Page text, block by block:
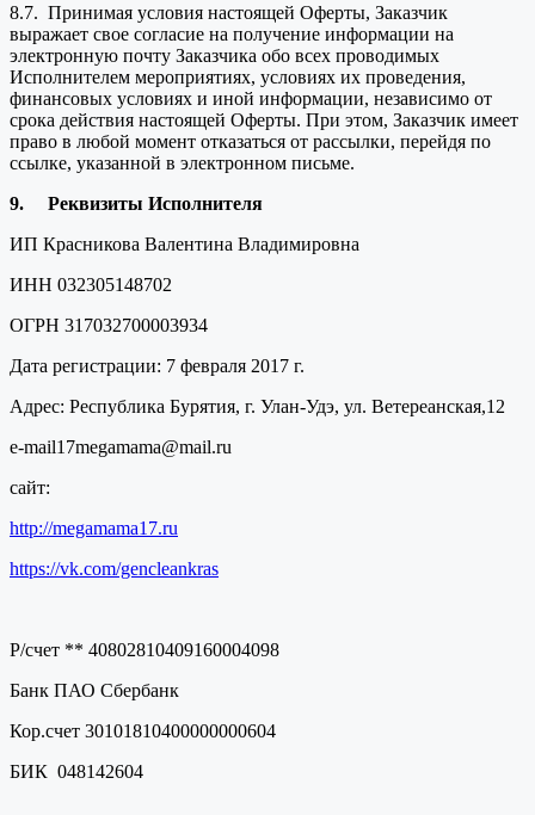
8.7. Принимая условия настоящей Оферты, Заказчик
выражает свое согласие на получение информации на
электронную почту Заказчика обо всех проводимых
Исполнителем мероприятиях, условиях их проведения,
финансовых условиях и иной информации, независимо от
срока действия настоящей Оферты. При этом, Заказчик имеет
право в любой момент отказаться от рассылки, перейдя по
ссылке, указанной в электронном письме.
9. Реквизиты Исполнителя
ИП Красникова Валентина Владимировна
ИНН 032305148702
ОГРН 317032700003934
Дата регистрации: 7 февраля 2017 г.
Адрес: Республика Бурятия, г. Улан-Удэ, ул. Ветереанская,12
e-mail17megamama@mail.ru
сайт:
http://megamama17.ru
https://vk.com/gencleankras
Р/счет ** 40802810409160004098
Банк ПАО Сбербанк
Кор.счет 30101810400000000604
БИК 048142604